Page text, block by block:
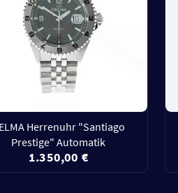
Herrenuhr "Santiago
Prestige" Automatik
1.350,00 €